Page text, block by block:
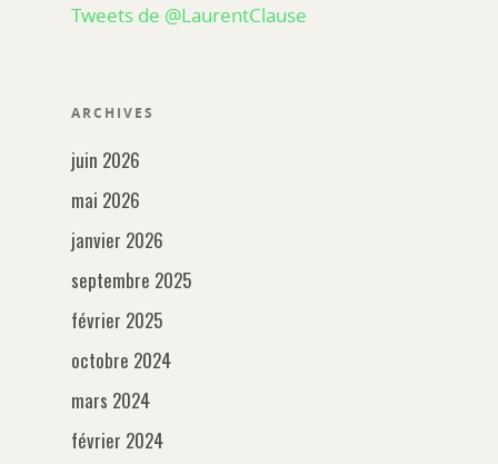
Tweets de @LaurentClause
ARCHIVES
juin 2026
mai 2026
janvier 2026
septembre 2025
février 2025
octobre 2024
mars 2024
février 2024
Objectif
Nos vidéos